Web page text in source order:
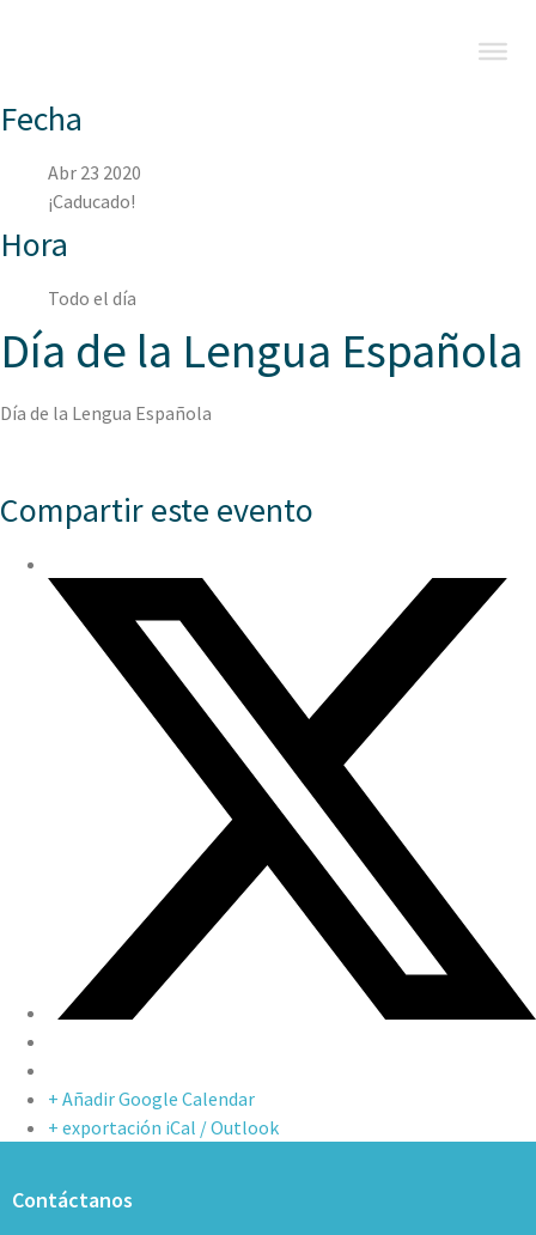
Fecha
Abr 23 2020
¡Caducado!
Hora
Todo el día
Día de la Lengua Española
Día de la Lengua Española
Compartir este evento
+ Añadir Google Calendar
+ exportación iCal / Outlook
Contáctanos